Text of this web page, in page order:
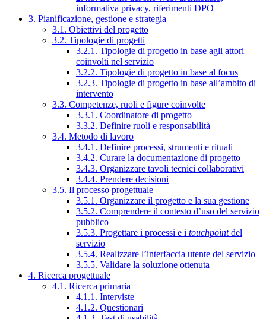
informativa privacy, riferimenti DPO
3. Pianificazione, gestione e strategia
3.1. Obiettivi del progetto
3.2. Tipologie di progetti
3.2.1. Tipologie di progetto in base agli attori
coinvolti nel servizio
3.2.2. Tipologie di progetto in base al focus
3.2.3. Tipologie di progetto in base all’ambito di
intervento
3.3. Competenze, ruoli e figure coinvolte
3.3.1. Coordinatore di progetto
3.3.2. Definire ruoli e responsabilità
3.4. Metodo di lavoro
3.4.1. Definire processi, strumenti e rituali
3.4.2. Curare la documentazione di progetto
3.4.3. Organizzare tavoli tecnici collaborativi
3.4.4. Prendere decisioni
3.5. Il processo progettuale
3.5.1. Organizzare il progetto e la sua gestione
3.5.2. Comprendere il contesto d’uso del servizio
pubblico
3.5.3. Progettare i processi e i touchpointdel
servizio
3.5.4. Realizzare l’interfaccia utente del servizio
3.5.5. Validare la soluzione ottenuta
4. Ricerca progettuale
4.1. Ricerca primaria
4.1.1. Interviste
4.1.2. Questionari